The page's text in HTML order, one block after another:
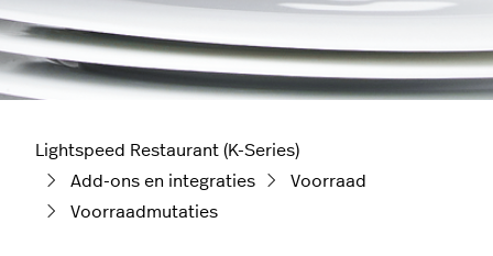
Lightspeed Restaurant (K-Series)
Add-ons en integraties
Voorraad
Voorraadmutaties